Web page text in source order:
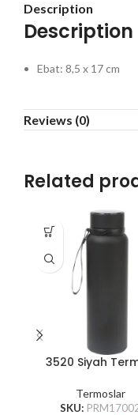
Description
Description
Ebat: 8,5 x 17 cm
Reviews (0)
Related
3520 Siyah
Termoslar
SKU: